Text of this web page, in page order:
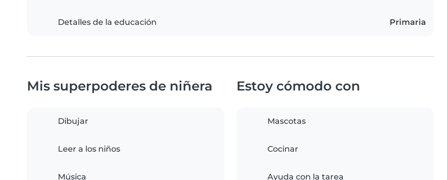
Detalles de la educación Primaria
Mis superpoderes de niñera
Dibujar
Leer a los niños
Música
Estoy cómodo con
Mascotas
Cocinar
Ayuda con la tarea